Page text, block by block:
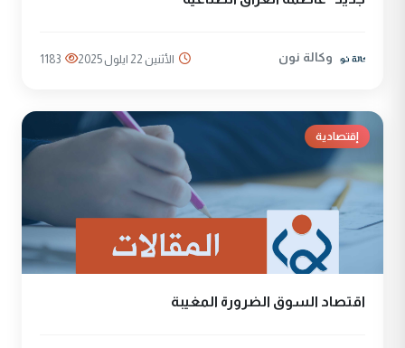
وكالة نون الأثنين 22 ايلول 2025 1183
إقتصادية
اقتصاد السوق الضرورة المغيبة